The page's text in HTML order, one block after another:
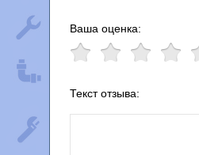
Ваша оценка:
Текст отзыва: